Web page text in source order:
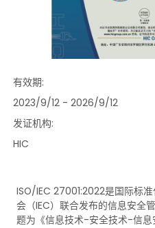
有效期:
2023/9/12 - 2026/9/12
发证机构:
HIC
ISO/IEC 27001:2022是国际标
会（IEC）联合发布的信息安全
题为《信息技术-安全技术-信